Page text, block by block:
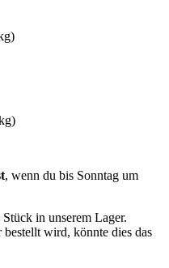
, wenn du bis Sonntag um
in unserem Lager.
wird, könnte dies das